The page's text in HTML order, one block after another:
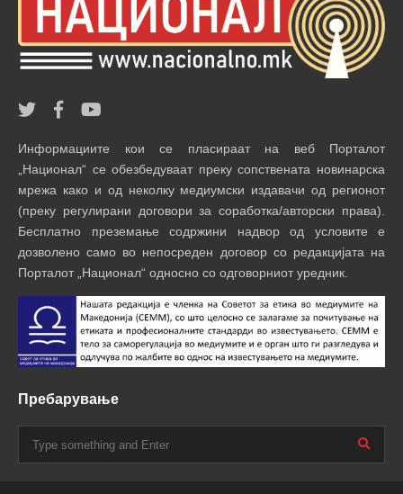
Информациите кои се пласираат на веб Порталот
„Национал“ се обезбедуваат преку сопствената новинарска
мрежа како и од неколку медиумски издавачи од регионот
(преку регулирани договори за соработка/авторски права).
Бесплатно преземање содржини надвор од условите е
дозволено само во непосреден договор со редакцијата на
Порталот „Национал“ односно со одговорниот уредник.
Пребарување